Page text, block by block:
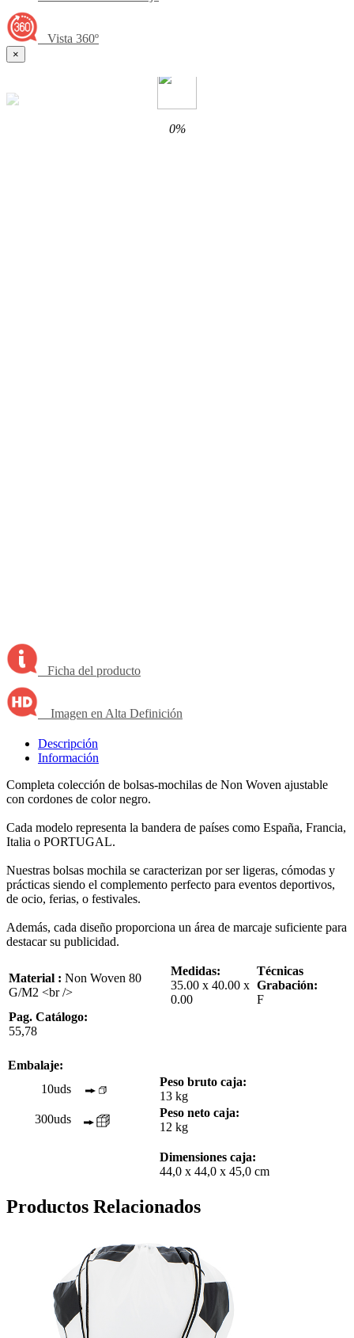
Vista 360º
×
Ficha del producto
Imagen en Alta Definición
Descripción
Información
Completa colección de bolsas-mochilas de Non Woven ajustable
con cordones de color negro.
Cada modelo representa la bandera de países como España, Francia,
Italia o PORTUGAL.
Nuestras bolsas mochila se caracterizan por ser ligeras, cómodas y
prácticas siendo el complemento perfecto para eventos deportivos,
de ocio, ferias, o festivales.
Además, cada diseño proporciona un área de marcaje suficiente para
destacar su publicidad.
Material : Non Woven 80
G/M2 <br />
Medidas:
35.00 x 40.00 x
0.00
Técnicas
Grabación:
F
Pag. Catálogo:
55,78
Embalaje:
10uds
Peso bruto caja:
13 kg
300uds
Peso neto caja:
12 kg
Dimensiones caja:
44,0 x 44,0 x 45,0 cm
Productos Relacionados